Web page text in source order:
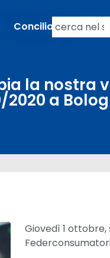
Conciliazioni
la nostra
a
Giovedì 1